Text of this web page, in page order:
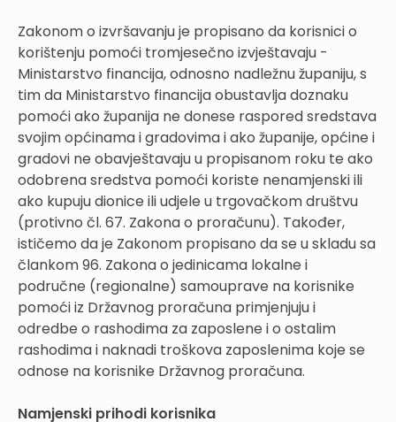
Zakonom o izvršavanju je propisano da korisnici o
korištenju pomoći tromjesečno izvještavaju -
Ministarstvo financija, odnosno nadležnu županiju, s
tim da Ministarstvo financija obustavlja doznaku
pomoći ako županija ne donese raspored sredstava
svojim općinama i gradovima i ako županije, općine i
gradovi ne obavještavaju u propisanom roku te ako
odobrena sredstva pomoći koriste nenamjenski ili
ako kupuju dionice ili udjele u trgovačkom društvu
(protivno čl. 67. Zakona o proračunu). Također,
ističemo da je Zakonom propisano da se u skladu sa
člankom 96. Zakona o jedinicama lokalne i
područne (regionalne) samouprave na korisnike
pomoći iz Državnog proračuna primjenjuju i
odredbe o rashodima za zaposlene i o ostalim
rashodima i naknadi troškova zaposlenima koje se
odnose na korisnike Državnog proračuna.
Namjenski prihodi korisnika